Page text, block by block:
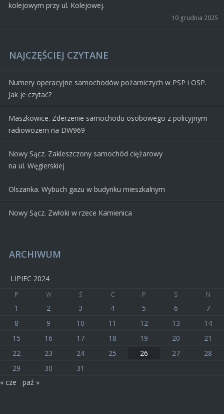
kolejowym przy ul. Kolejowej.
10 grudnia 2025
NAJCZĘŚCIEJ CZYTANE
Numery operacyjne samochodów pożarniczych w PSP i OSP.
Jak je czytać?
Maszkowice. Zderzenie samochodu osobowego z policyjnym
radiowozem na DW969
Nowy Sącz. Zakleszczony samochód ciężarowy
na ul. Węgierskiej
Olszanka. Wybuch gazu w budynku mieszkalnym
Nowy Sącz. Zwłoki w rzece Kamienica
ARCHIWUM
LIPIEC 2024
P W Ś C P S N
1 2 3 4 5 6
7
8
9 10 11 12 13
14
15
16 17 18 19 20
21
22
23 24 25 26 27
28
29
30
31
« cze
paź »